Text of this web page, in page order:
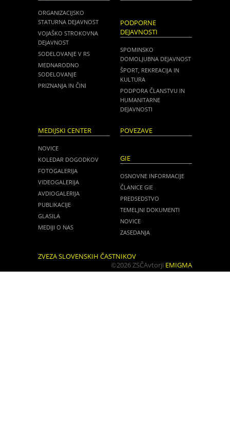
ORGANIZACIJSKO
STATURNA DEJAVNOST
VOJAŠKO STROKOVNA
DEJAVNOST
SODELOVANJE V RS
MEDNARODNO
SODELOVANJE
PRIZNANJA IN ČINI
PODPORNE
DEJAVNOSTI
SPOMINSKO
DOMOLJUBNA DEJAVNOST
ŠPORT, REKREACIJA IN
KULTURA
PODPORA ČLANSTVU IN
HUMANITARNE
DEJAVNOSTI
MEDIJSKI CENTER
NOVICE
KOLEDAR DOGODKOV
FOTOGALERIJA
VIDEOGALERIJA
AVDIOGALERIJA
PUBLIKACIJE
GLASILA
MEDIJI O NAS
POVEZAVE
GIE
OSNOVNE INFORMACIJE
ČLANICE GIE
PREDSEDSTVO
TEMELJNI DOKUMENTI
NOVICE
ZASEDANJA
ZVEZA SLOVENSKIH ČASTNIKOV
©2026 ZSČAvtorji EMIGMA